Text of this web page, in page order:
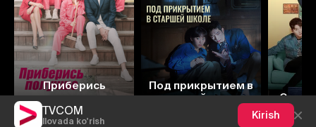
TVCOM
Ilovada ko'rish
Kirish
Приберись
7.0
Под прикрытием в
старшей школе
7.7
Смех